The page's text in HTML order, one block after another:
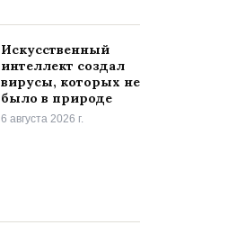
Искусственный
интеллект создал
вирусы, которых не
было в природе
6 августа 2026 г.